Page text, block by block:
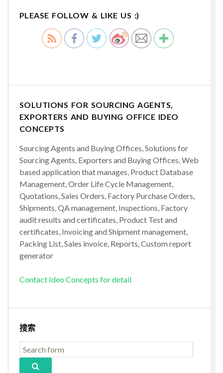
PLEASE FOLLOW & LIKE US :)
SOLUTIONS FOR SOURCING AGENTS,
EXPORTERS AND BUYING OFFICE IDEO
CONCEPTS
Sourcing Agents and Buying Offices, Solutions for
Sourcing Agents, Exporters and Buying Offices, Web
based application that manages, Product Database
Management, Order Life Cycle Management,
Quotations, Sales Orders, Factory Purchase Orders,
Shipments, QA management, Inspections, Factory
audit results and certificates, Product Test and
certificates, Invoicing and Shipment management,
Packing List, Sales invoice, Reports, Custom report
generator
Contact Ideo Concepts for detail
搜索